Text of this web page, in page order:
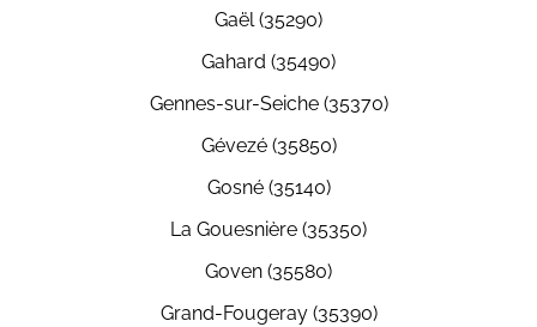
Gaël (35290)
Gahard (35490)
Gennes-sur-Seiche (35370)
Gévezé (35850)
Gosné (35140)
La Gouesnière (35350)
Goven (35580)
Grand-Fougeray (35390)